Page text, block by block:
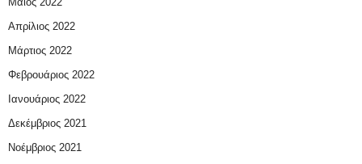
Απρίλιος 2022
Μάρτιος 2022
Φεβρουάριος 2022
Ιανουάριος 2022
Δεκέμβριος 2021
Νοέμβριος 2021